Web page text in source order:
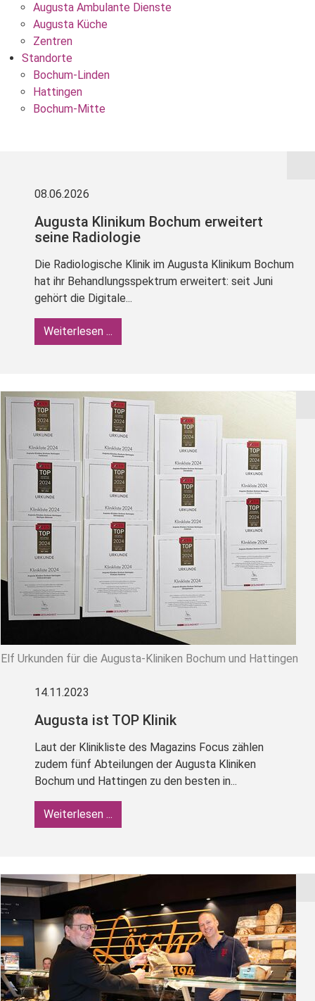
Augusta Ambulante Dienste
Augusta Küche
Zentren
Standorte
Bochum-Linden
Hattingen
Bochum-Mitte
08.06.2026
Augusta Klinikum Bochum erweitert
seine Radiologie
Die Radiologische Klinik im Augusta Klinikum Bochum
hat ihr Behandlungsspektrum erweitert: seit Juni
gehört die Digitale...
Weiterlesen ...
Elf Urkunden für die Augusta-Kliniken Bochum und Hattingen
14.11.2023
Augusta ist TOP Klinik
Laut der Klinikliste des Magazins Focus zählen
zudem fünf Abteilungen der Augusta Kliniken
Bochum und Hattingen zu den besten in...
Weiterlesen ...